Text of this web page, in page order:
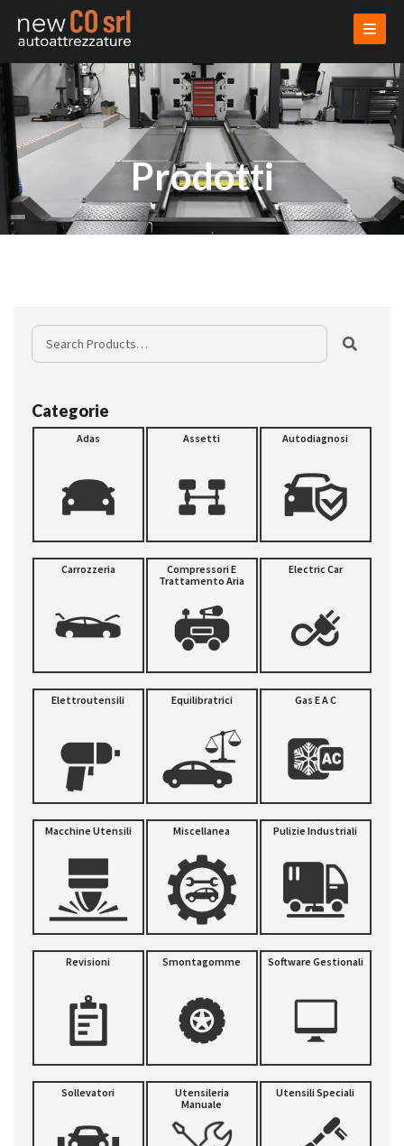
AZIENDA
PRODOTTI
VENDI USATO
INSTALLAZIONI
CONTATTI
AREA RISERVATA
Categorie
Adas Assetti Autodiagnosi
Carrozzeria
Compressori E
Trattamento Aria
Electric Car
Elettroutensili Equilibratrici Gas E A C
Macchine Utensili Miscellanea Pulizie Industriali
Revisioni Smontagomme Software Gestionali
Sollevatori
Utensileria
Manuale
Utensili Speciali